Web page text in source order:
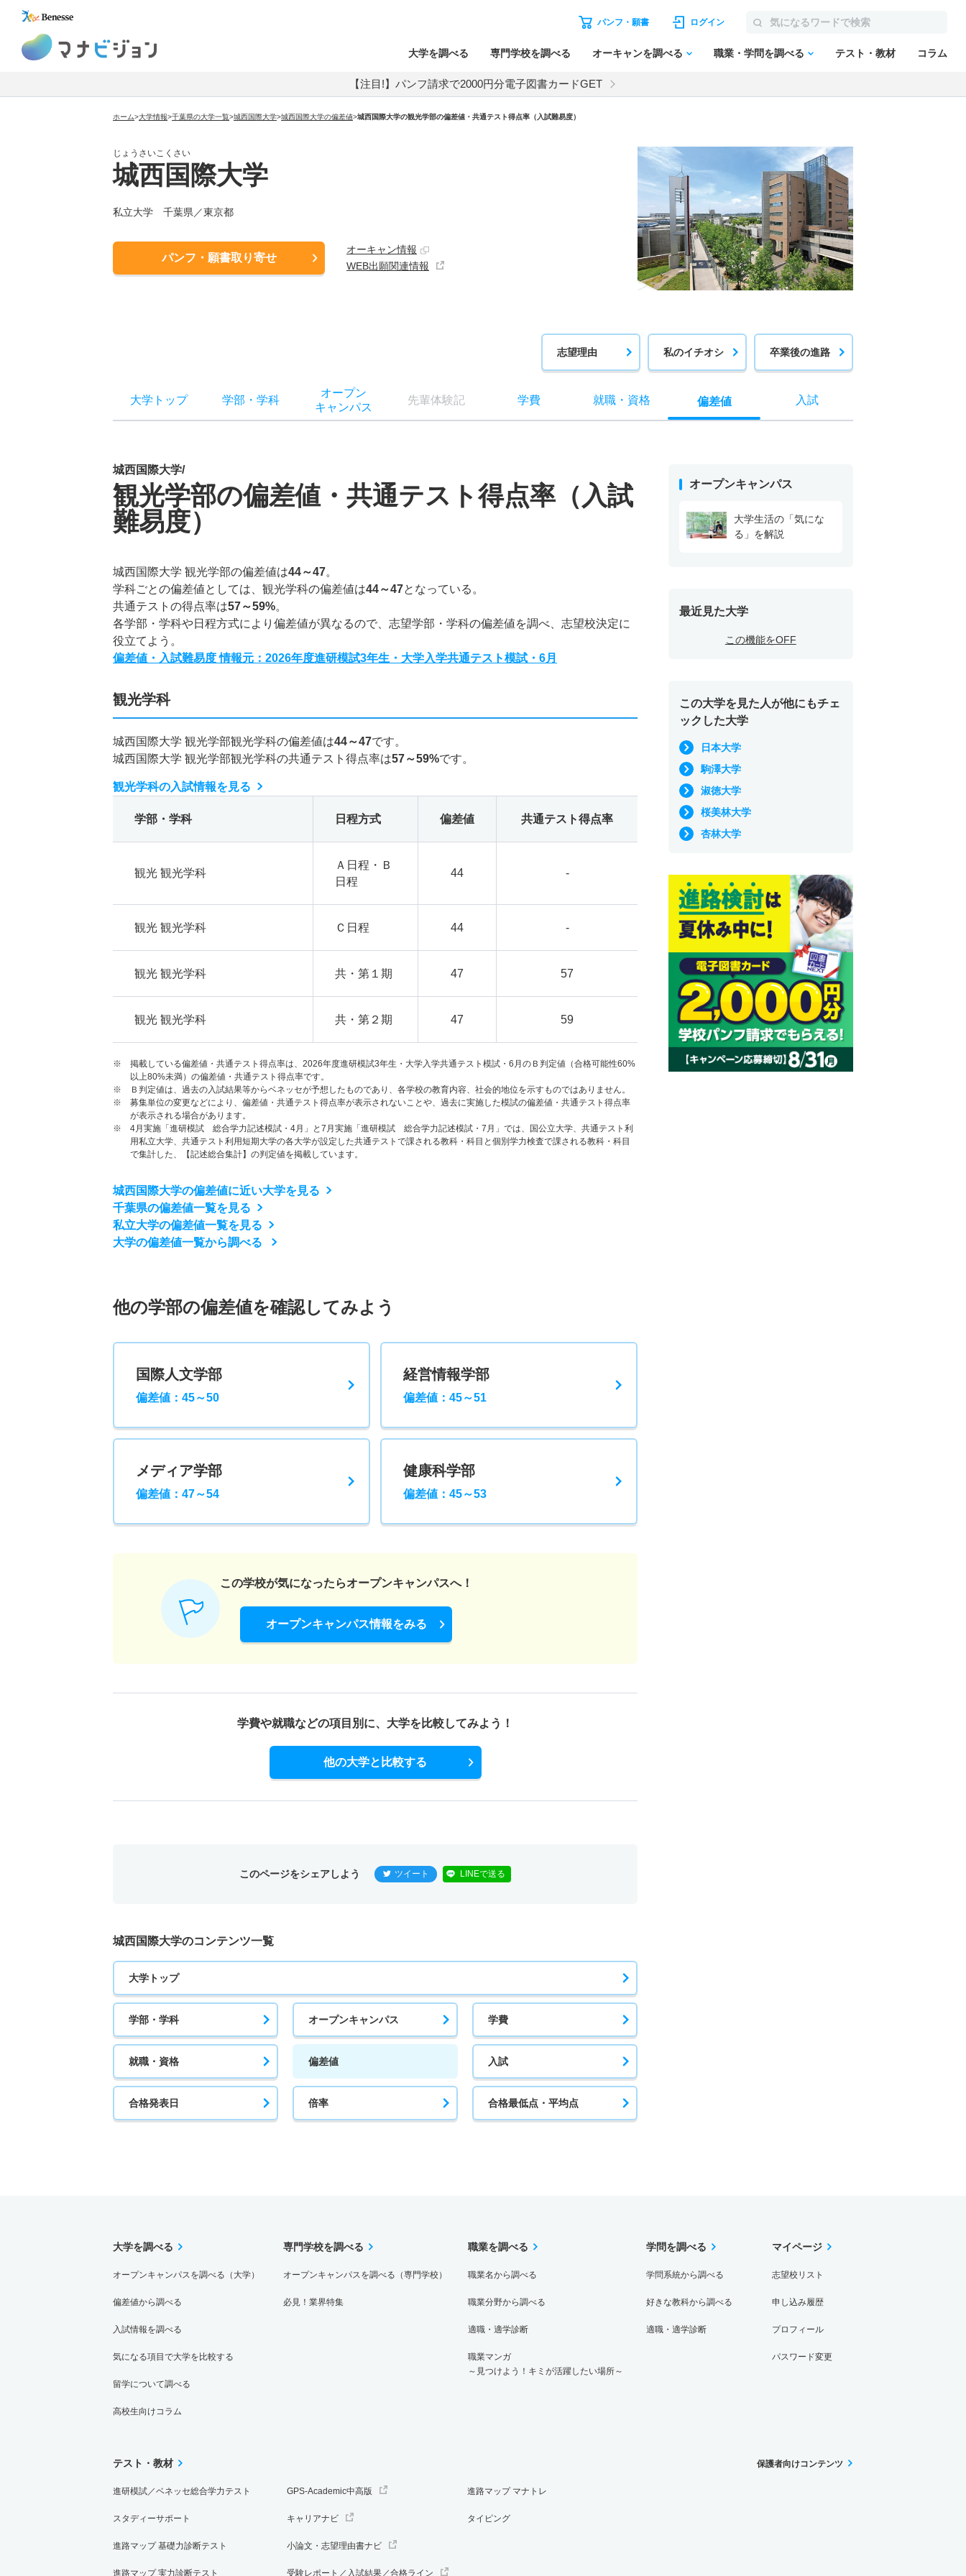
パンフ・願書 ログイン
大学を調べる 専門学校を調べる オーキャンを調べる 職業・学問を調べる テスト・教材 コラム
【注目!】パンフ請求で2000円分電子図書カードGET
ホーム>大学情報>千葉県の大学一覧>城西国際大学>城西国際大学の偏差値>城西国際大学の観光学部の偏差値・共通テスト得点率（入試難易度）
じょうさいこくさい
城西国際大学
私立大学 千葉県／東京都
パンフ・願書取り寄せ
オーキャン情報
WEB出願関連情報
志望理由 私のイチオシ 卒業後の進路
大学トップ 学部 ・ 学科
オープン
キャンパス
先輩体験記 学費 就職・ 資格 偏差値 入試
城西国際大学/
観光学部の偏差値・共通テスト得点率（入試
難易度）
城西国際大学 観光学部の偏差値は44～47。
学科ごとの偏差値としては、観光学科の偏差値は44～47となっている。
共通テストの得点率は57～59%。
各学部・学科や日程方式により偏差値が異なるので、志望学部・学科の偏差値を調べ、志望校決定に
役立てよう。
偏差値・入試難易度 情報元：2026年度進研模試3年生・大学入学共通テスト模試・6月
観光学科
城西国際大学 観光学部観光学科の偏差値は44～47です。
城西国際大学 観光学部観光学科の共通テスト得点率は57～59%です。
観光学科の入試情報を見る
学部・学科 日程方式 偏差値 共通テスト得点率
観光 観光学科
Ａ日程・Ｂ
日程
44 -
観光 観光学科 Ｃ日程 44 -
観光 観光学科 共・第１期 47 57
観光 観光学科 共・第２期 47 59
※ 掲載している偏差値・共通テスト得点率は、2026年度進研模試3年生・大学入学共通テスト模試・6月のＢ判定値（合格可能性60%
以上80%未満）の偏差値・共通テスト得点率です。
※ Ｂ判定値は、過去の入試結果等からベネッセが予想したものであり、各学校の教育内容、社会的地位を示すものではありません。
※ 募集単位の変更などにより、偏差値・共通テスト得点率が表示されないことや、過去に実施した模試の偏差値・共通テスト得点率
が表示される場合があります。
※ 4月実施「進研模試 総合学力記述模試・4月」と7月実施「進研模試 総合学力記述模試・7月」では、国公立大学、共通テスト利
用私立大学、共通テスト利用短期大学の各大学が設定した共通テストで課される教科・科目と個別学力検査で課される教科・科目
で集計した、【記述総合集計】の判定値を掲載しています。
城西国際大学の偏差値に近い大学を見る
千葉県の偏差値一覧を見る
私立大学の偏差値一覧を見る
大学の偏差値一覧から調べる
他の学部の偏差値を確認してみよう
国際人文学部
偏差値：45～50
経営情報学部
偏差値：45～51
メディア学部
偏差値：47～54
健康科学部
偏差値：45～53
この学校が気になったらオープンキャンパスへ！
オープンキャンパス情報をみる
学費や就職などの項目別に、 大学を比較してみよう！
他の大学と比較する
このページをシェアしよう ツイート LINEで送る
城西国際大学のコンテンツ一覧
大学トップ
学部・学科 オープンキャンパス 学費
就職・資格 偏差値 入試
合格発表日 倍率 合格最低点・平均点
オープンキャンパス
大学生活の「気にな
る」を解説
最近見た大学
この機能をOFF
この大学を見た人が他にもチェ
ックした大学
日本大学
駒澤大学
淑徳大学
桜美林大学
杏林大学
大学を調べる
オープンキャンパスを調べる（大学）
偏差値から調べる
入試情報を調べる
気になる項目で大学を比較する
留学について調べる
高校生向けコラム
専門学校を調べる
オープンキャンパスを調べる（専門学校）
必見！業界特集
職業を調べる
職業名から調べる
職業分野から調べる
適職・適学診断
職業マンガ
～見つけよう！キミが活躍したい場所～
学問を調べる
学問系統から調べる
好きな教科から調べる
適職・適学診断
マイページ
志望校リスト
申し込み履歴
プロフィール
パスワード変更
テスト・教材
進研模試／ベネッセ総合学力テスト
スタディーサポート
進路マップ 基礎力診断テスト
進路マップ 実力診断テスト
GPS-Academic中高版
キャリアナビ
小論文・志望理由書ナビ
受験レポート／入試結果／合格ライン
進路マップ マナトレ
タイピング
保護者向けコンテンツ